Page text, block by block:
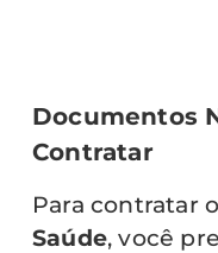
Documentos
Contratar
Para contratar o
Saúde, você